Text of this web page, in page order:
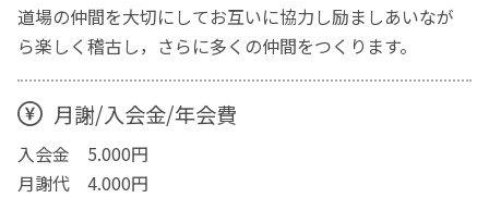
道場の仲間を大切にしてお互いに協力し励ましあいなが
ら楽しく稽古し，さらに多くの仲間をつくります。
月謝/入会金/年会費
入会金 5.000円
月謝代 4.000円